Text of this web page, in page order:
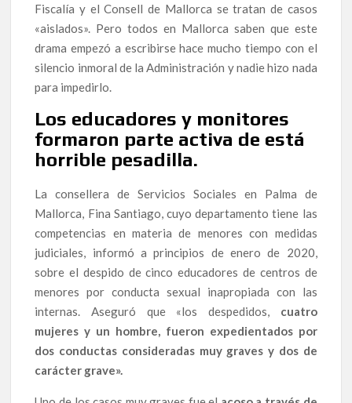
Fiscalía y el Consell de Mallorca se tratan de casos
«aislados». Pero todos en Mallorca saben que este
drama empezó a escribirse hace mucho tiempo con el
silencio inmoral de la Administración y nadie hizo nada
para impedirlo.
Los educadores y monitores
formaron parte activa de está
horrible pesadilla.
La consellera de Servicios Sociales en Palma de
Mallorca, Fina Santiago, cuyo departamento tiene las
competencias en materia de menores con medidas
judiciales, informó a principios de enero de 2020,
sobre el despido de cinco educadores de centros de
menores por conducta sexual inapropiada con las
internas. Aseguró que «los despedidos, cuatro
mujeres y un hombre, fueron expedientados por
dos conductas consideradas muy graves y dos de
carácter grave».